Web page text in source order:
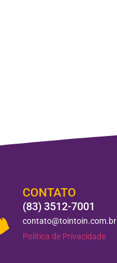
CONTATO
(83) 3512-7001
contato@tointoin.com.br
Política de Privacidade